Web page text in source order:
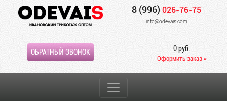
8 (996) 026-76-75
info@odevais.com
ОБРАТНЫЙ ЗВОНОК 0 руб.
Оформить заказ »